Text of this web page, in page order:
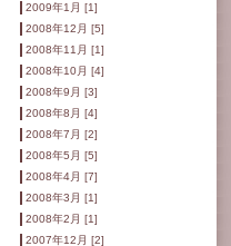
2009年1月 [1]
2008年12月 [5]
2008年11月 [1]
2008年10月 [4]
2008年9月 [3]
2008年8月 [4]
2008年7月 [2]
2008年5月 [5]
2008年4月 [7]
2008年3月 [1]
2008年2月 [1]
2007年12月 [2]